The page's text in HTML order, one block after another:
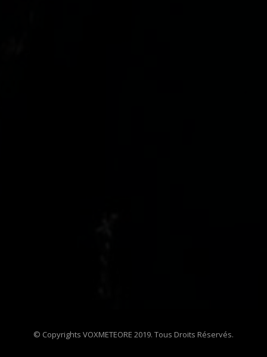
© Copyrights VOXMETEORE 2019. Tous Droits Réservés.